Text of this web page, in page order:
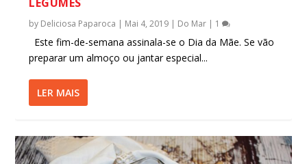
by Deliciosa Paparoca | Mai 4, 2019 | Do Mar | 1
Este fim-de-semana assinala-se o Dia da Mãe. Se vão
preparar um almoço ou jantar especial...
LER MAIS